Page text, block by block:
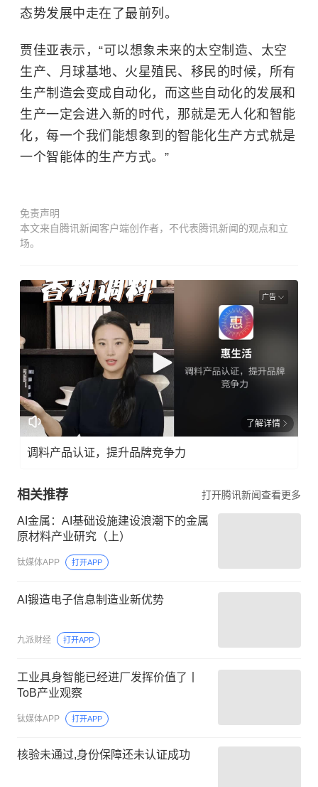
态势发展中走在了最前列。
贾佳亚表示，“可以想象未来的太空制造、太空
生产、月球基地、火星殖民、移民的时候，所有
生产制造会变成自动化，而这些自动化的发展和
生产一定会进入新的时代，那就是无人化和智能
化，每一个我们能想象到的智能化生产方式就是
一个智能体的生产方式。”
免责声明
本文来自腾讯新闻客户端创作者，不代表腾讯新闻的观点和立
场。
广告
了解详情
调料产品认证，提升品牌竞争力
相关推荐 打开腾讯新闻查看更多
AI金属：AI基础设施建设浪潮下的金属
原材料产业研究（上）
钛媒体APP 打开APP
AI锻造电子信息制造业新优势
九派财经 打开APP
工业具身智能已经进厂发挥价值了丨
ToB产业观察
钛媒体APP 打开APP
核验未通过,身份保障还未认证成功